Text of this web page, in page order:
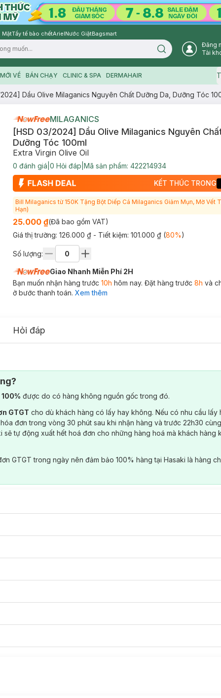
MặtTẩy tế bào chếtArielNước GiặtBagsmart
Search icon
Đăng
Tài
VỀ BÁN CHẠY CLINIC & SPA DERMAHAIR
Dầu Olive Milaganics Nguyên Chất Dưỡng Da, Dưỡng Tóc
MILAGANICS
[HSD 03/2024] Dầu Olive Milaganics Nguyên
Dưỡng Tóc 100ml
Extra Virgin Olive Oil
0 đánh giá 0 Hỏi đáp Mã sản phẩm: 422214934
KẾT THÚC TRONG
Bill Milaganics từ 150K Tặng Bột Diếp Cá Milaganics Giảm Mụn, Mờ Vết
Hạn)
25.000 ₫(Đã bao gồm VAT)
Giá thị trường: 126.000 ₫ - Tiết kiệm: 101.000 ₫(80%)
Số lượng:
Giao Nhanh Miễn Phí 2H
Bạn muốn nhận hàng trước 10h hôm nay. Đặt hàng trước 8h và
ở bước thanh toán. Xem thêm
Hỏi đáp
được do có hàng không nguồn gốc trong đó.
GTGT cho dù khách hàng có lấy hay không. Nếu có nhu cầu lấy
đơn trong vòng 30 phút sau khi nhận hàng và trước 22h30
sẽ tự động xuất hết hoá đơn cho những hàng hoá mà khách hàng
GTGT trong ngày nên đảm bảo 100% hàng tại Hasaki là hàng